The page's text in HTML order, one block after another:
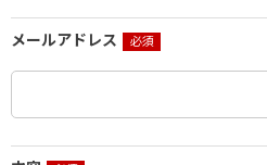
メールアドレス